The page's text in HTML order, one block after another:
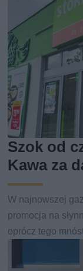
Szok od
Kawa za
W najnowszej
promocja na
oprócz tego